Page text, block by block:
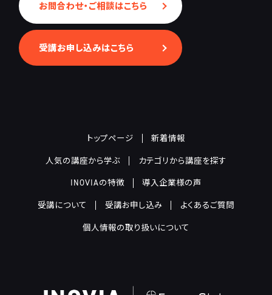
お問合わせ・ご相談はこちら
受講お申し込みはこちら
トップページ 新着情報
人気の講座から学ぶ カテゴリから講座を探す
INOVIAの特徴 導入企業様の声
受講について 受講お申し込み よくあるご質問
個人情報の取り扱いについて